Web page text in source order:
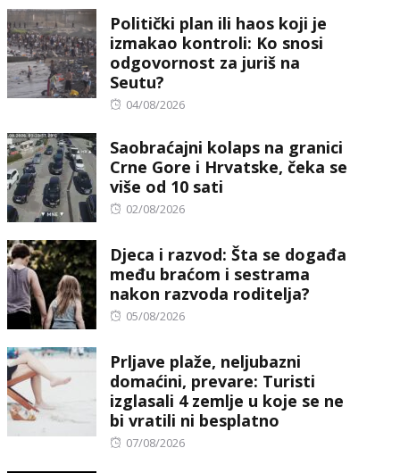
Politički plan ili haos koji je
izmakao kontroli: Ko snosi
odgovornost za juriš na
Seutu?
Posted
04/08/2026
Saobraćajni kolaps na granici
Crne Gore i Hrvatske, čeka se
više od 10 sati
Posted
02/08/2026
Djeca i razvod: Šta se događa
među braćom i sestrama
nakon razvoda roditelja?
Posted
05/08/2026
Prljave plaže, neljubazni
domaćini, prevare: Turisti
izglasali 4 zemlje u koje se ne
bi vratili ni besplatno
Posted
07/08/2026